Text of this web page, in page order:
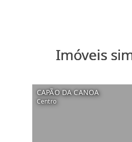
Imóveis
CAPÃO DA CANOA
Centro